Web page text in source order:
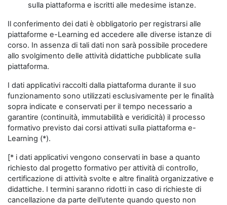
sulla piattaforma e iscritti alle medesime istanze.
Il conferimento dei dati è obbligatorio per registrarsi alle
piattaforme e-Learning ed accedere alle diverse istanze di
corso. In assenza di tali dati non sarà possibile procedere
allo svolgimento delle attività didattiche pubblicate sulla
piattaforma.
I dati applicativi raccolti dalla piattaforma durante il suo
funzionamento sono utilizzati esclusivamente per le finalità
sopra indicate e conservati per il tempo necessario a
garantire (continuità, immutabilità e veridicità) il processo
formativo previsto dai corsi attivati sulla piattaforma e-
Learning (*).
[* i dati applicativi vengono conservati in base a quanto
richiesto dal progetto formativo per attività di controllo,
certificazione di attività svolte e altre finalità organizzative e
didattiche. I termini saranno ridotti in caso di richieste di
cancellazione da parte dell’utente quando questo non